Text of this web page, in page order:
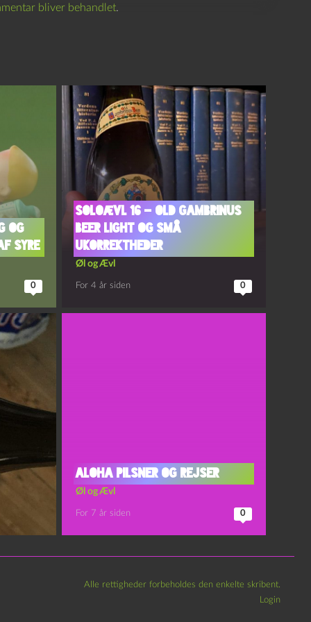
bliver behandlet.
og
syre
0
Soloævl 16 – Old Gambrinus
Beer Light og Små
Ukorrektheder
Øl og Ævl
For 4 år siden 0
Aloha Pilsner og Rejser
Øl og Ævl
For 7 år siden 0
Alle rettigheder forbeholdes den enkelte skribent.
Login